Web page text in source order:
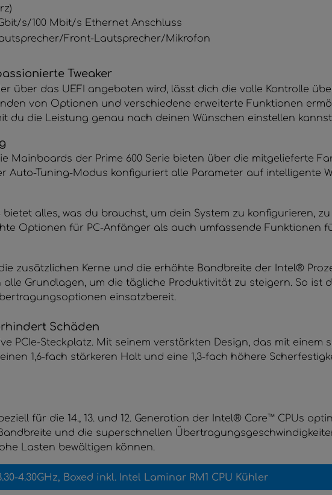
s/100 Mbit/s Ethernet Anschluss
Front-Lautsprecher/Mikrofon
Tweaker
über das UEFI angeboten wird, lässt dich die volle Kontrolle
von Optionen und verschiedene erweiterte Funktionen
du die Leistung genau nach deinen Wünschen einstellen
Mainboards der Prime 600 Serie bieten über die mitgelieferte
Auto-Tuning-Modus konfiguriert alle Parameter auf intelligente
bietet alles, was du brauchst, um dein System zu konfigurieren,
Optionen für PC-Anfänger als auch umfassende Funktionen
zusätzlichen Kerne und die erhöhte Bandbreite der Intel®
alle Grundlagen, um die tägliche Produktivität zu steigern. So ist
einsatzbereit.
Schäden
PCIe-Steckplatz. Mit seinem verstärkten Design, das mit
1,6-fach stärkeren Halt und eine 1,3-fach höhere
für die 14., 13. und 12. Generation der Intel® Core™ CPUs
und die superschnellen
Lasten bewältigen können.
4.30GHz, Boxed inkl. Intel Laminar RM1 CPU Kühler